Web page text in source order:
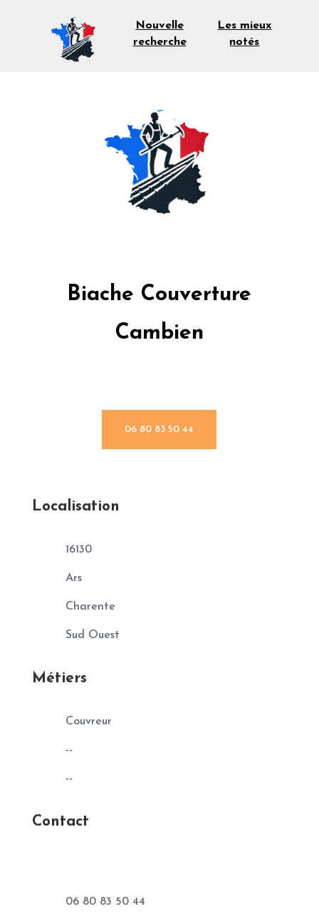
Nouvelle
recherche
Les mieux
notés
Biache Couverture
Cambien
06 80 83 50 44
Localisation
16130
Ars
Charente
Sud Ouest
Métiers
Couvreur
--
--
Contact
06 80 83 50 44